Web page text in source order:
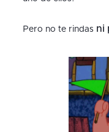
Pero no te rindas ni